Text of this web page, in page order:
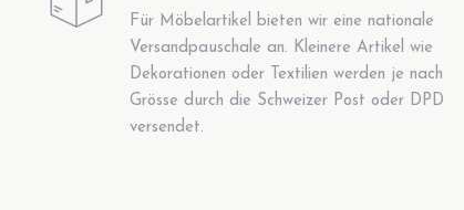
Für Möbelartikel bieten wir eine nationale
Versandpauschale an. Kleinere Artikel wie
Dekorationen oder Textilien werden je nach
Grösse durch die Schweizer Post oder DPD
versendet.